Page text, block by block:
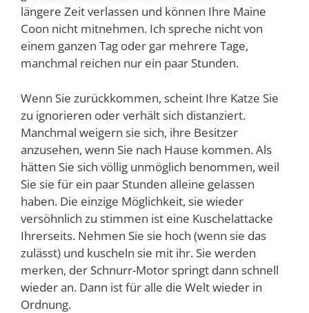
längere Zeit verlassen und können Ihre Maine
Coon nicht mitnehmen. Ich spreche nicht von
einem ganzen Tag oder gar mehrere Tage,
manchmal reichen nur ein paar Stunden.
Wenn Sie zurückkommen, scheint Ihre Katze Sie
zu ignorieren oder verhält sich distanziert.
Manchmal weigern sie sich, ihre Besitzer
anzusehen, wenn Sie nach Hause kommen. Als
hätten Sie sich völlig unmöglich benommen, weil
Sie sie für ein paar Stunden alleine gelassen
haben. Die einzige Möglichkeit, sie wieder
versöhnlich zu stimmen ist eine Kuschelattacke
Ihrerseits. Nehmen Sie sie hoch (wenn sie das
zulässt) und kuscheln sie mit ihr. Sie werden
merken, der Schnurr-Motor springt dann schnell
wieder an. Dann ist für alle die Welt wieder in
Ordnung.